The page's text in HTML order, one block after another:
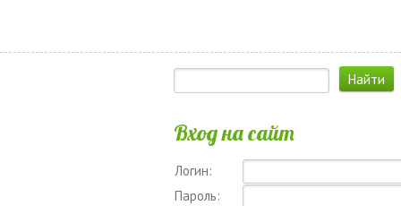
Вход на сайт
Логин:
Пароль: